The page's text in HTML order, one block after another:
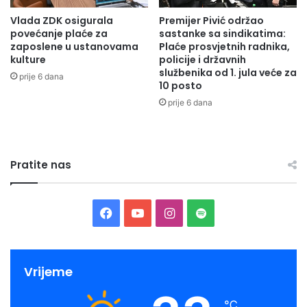
i
r
E
ć
o
Vlada ZDK osigurala
povećanje plaće za
zaposlene u ustanovama
kulture
prije 6 dana
Premijer Pivić održao
sastanke sa sindikatima:
Plaće prosvjetnih radnika,
policije i državnih
službenika od 1. jula veće za
10 posto
prije 6 dana
Pratite nas
e
I
S
Vrijeme